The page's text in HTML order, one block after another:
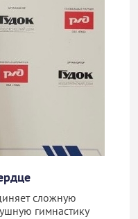
сложную
гимнастику